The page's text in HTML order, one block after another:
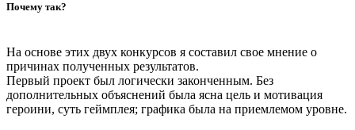
Почему так?
На основе этих двух конкурсов я составил свое мнение о
причинах полученных результатов.
Первый проект был логически законченным. Без
дополнительных объяснений была ясна цель и мотивация
героини, суть геймплея; графика была на приемлемом уровне.